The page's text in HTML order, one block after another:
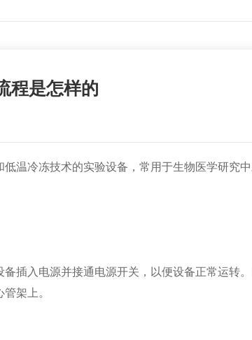
程是怎样的
低温冷冻技术的实验设备，常用于生物医学研究
入电源并接通电源开关，以便设备正常运转
架上。